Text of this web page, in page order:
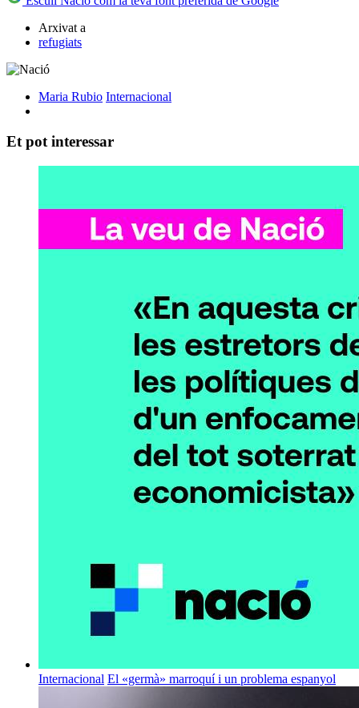
Arxivat a
refugiats
Maria Rubio Internacional
Et pot interessar
Internacional El «germà» marroquí i un problema espanyol